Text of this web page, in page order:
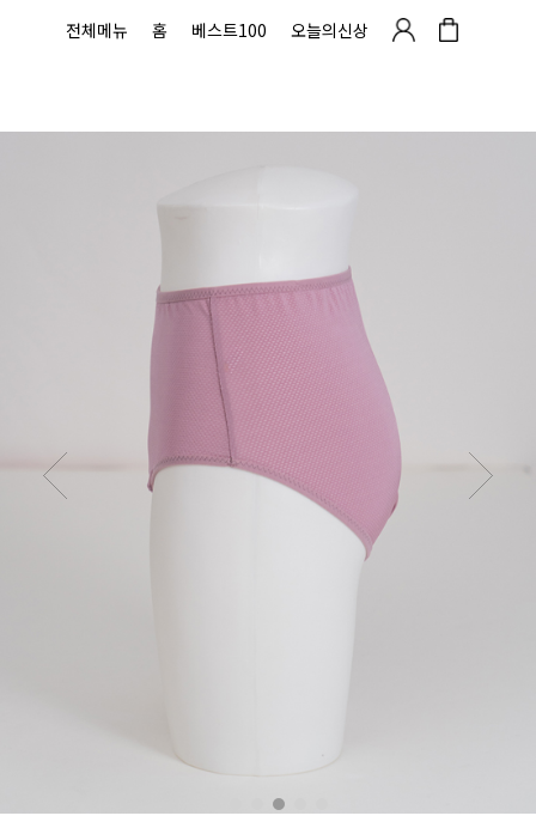
전체메뉴 홈 베스트100 오늘의신상